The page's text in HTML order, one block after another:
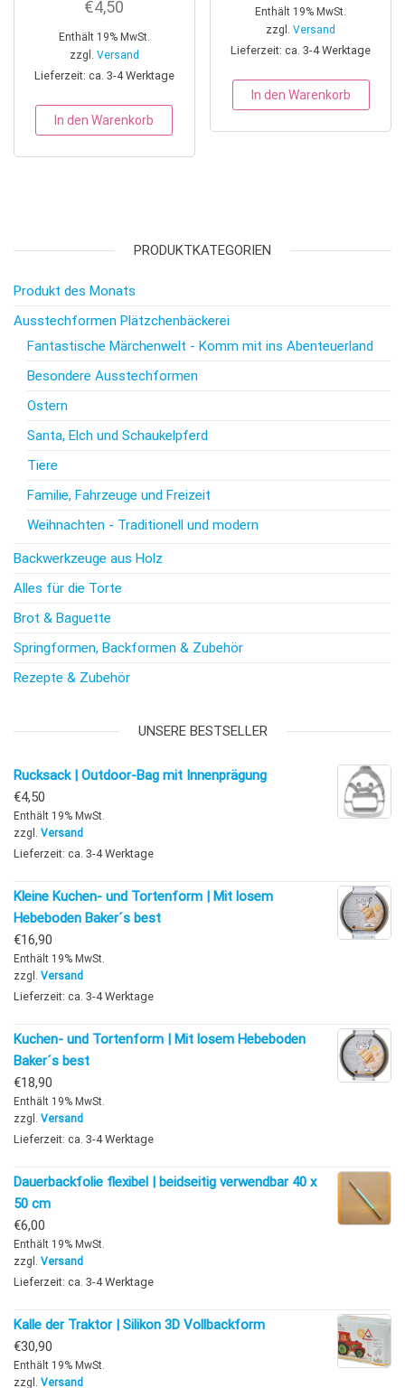
€4,50
Enthält 19% MwSt.
zzgl. Versand
Lieferzeit: ca. 3-4 Werktage
In den Warenkorb
Enthält 19% MwSt.
zzgl.Versand
Lieferzeit: ca. 3-4 Werktage
In den Warenkorb
PRODUKTKATEGORIEN
Produkt des Monats
Ausstechformen Plätzchenbäckerei
Fantastische Märchenwelt - Komm mit ins Abenteuerland
Besondere Ausstechformen
Ostern
Santa, Elch und Schaukelpferd
Tiere
Familie, Fahrzeuge und Freizeit
Weihnachten - Traditionell und modern
Backwerkzeuge aus Holz
Alles für die Torte
Brot & Baguette
Springformen, Backformen & Zubehör
Rezepte & Zubehör
UNSERE BESTSELLER
Rucksack | Outdoor-Bag mit Innenprägung
€4,50
Enthält 19% MwSt.
zzgl. Versand
Lieferzeit: ca. 3-4 Werktage
Kleine Kuchen- und Tortenform | Mit losem
Hebeboden Baker´s best
€16,90
Enthält 19% MwSt.
zzgl. Versand
Lieferzeit: ca. 3-4 Werktage
Kuchen- und Tortenform | Mit losem Hebeboden
Baker´s best
€18,90
Enthält 19% MwSt.
zzgl. Versand
Lieferzeit: ca. 3-4 Werktage
Dauerbackfolie flexibel | beidseitig verwendbar 40 x
50 cm
€6,00
Enthält 19% MwSt.
zzgl. Versand
Lieferzeit: ca. 3-4 Werktage
Kalle der Traktor | Silikon 3D Vollbackform
€30,90
Enthält 19% MwSt.
zzgl. Versand